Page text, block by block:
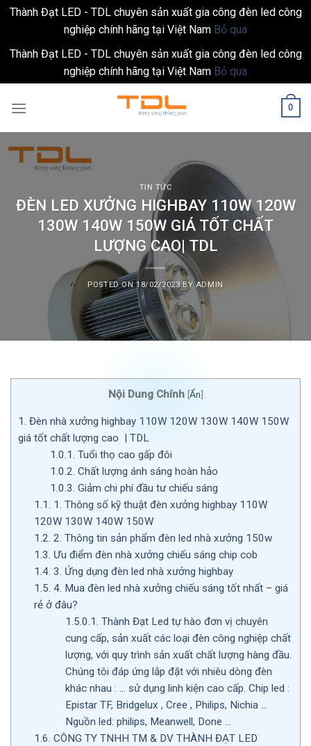
Thành Đạt LED - TDL chuyên sản xuất gia công đèn led công
nghiệp chính hãng tại Việt Nam Bỏ qua
Thành Đạt LED - TDL chuyên sản xuất gia công đèn led công
nghiệp chính hãng tại Việt Nam Bỏ qua
0
TIN TỨC
ĐÈN LED XƯỞNG HIGHBAY 110W 120W
130W 140W 150W GIÁ TỐT CHẤT
LƯỢNG CAO| TDL
POSTED ON18/02/2023BYADMIN
Nội Dung Chính [Ẩn]
1. Đèn nhà xưởng highbay 110W 120W 130W 140W 150W
giá tốt chất lượng cao | TDL
1.0.1. Tuổi thọ cao gấp đôi
1.0.2. Chất lượng ánh sáng hoàn hảo
1.0.3. Giảm chi phí đầu tư chiếu sáng
1.1. 1. Thông số kỹ thuật đèn xưởng highbay 110W
120W 130W 140W 150W
1.2. 2. Thông tin sản phẩm đèn led nhà xưởng 150w
1.3. Ưu điểm đèn nhà xưởng chiếu sáng chip cob
1.4. 3. Ứng dụng đèn led nhà xưởng highbay
1.5. 4. Mua đèn led nhà xưởng chiếu sáng tốt nhất – giá
rẻ ở đâu?
1.5.0.1. Thành Đạt Led tự hào đơn vị chuyên
cung cấp, sản xuất các loại đèn công nghiệp chất
lượng, với quy trình sản xuất chất lượng hàng đầu.
Chúng tôi đáp ứng lắp đặt với nhiêu dòng đèn
khác nhau : … sử dụng linh kiện cao cấp. Chip led :
Epistar TF, Bridgelux , Cree , Philips, Nichia …
Nguồn led: philips, Meanwell, Done …
1.6. CÔNG TY TNHH TM & DV THÀNH ĐẠT LED